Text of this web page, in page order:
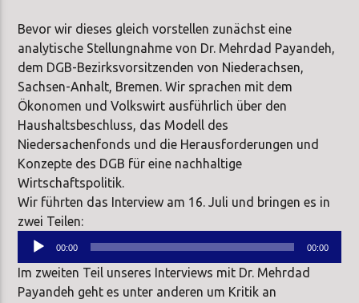
Bevor wir dieses gleich vorstellen zunächst eine
analytische Stellungnahme von Dr. Mehrdad Payandeh,
dem DGB-Bezirksvorsitzenden von Niederachsen,
Sachsen-Anhalt, Bremen. Wir sprachen mit dem
Ökonomen und Volkswirt ausführlich über den
Haushaltsbeschluss, das Modell des
Niedersachenfonds und die Herausforderungen und
Konzepte des DGB für eine nachhaltige
Wirtschaftspolitik.
Wir führten das Interview am 16. Juli und bringen es in
zwei Teilen:
Audio-
00:00 00:00
Im zweiten Teil unseres Interviews mit Dr. Mehrdad
Payandeh geht es unter anderen um Kritik an